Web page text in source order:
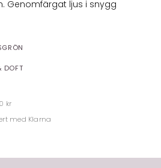
Genomfärgat ljus i snygg
DOFT
kr
med Klarna